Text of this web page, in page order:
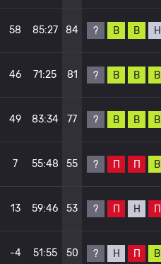
58 85:27 84 ? В В Н
46 71:25 81 ? В В В
49 83:34 77 ? В В В
7 55:48 55 ? П П В
13 59:46 53 ? П Н П
-4 51:55 50 ? Н П В